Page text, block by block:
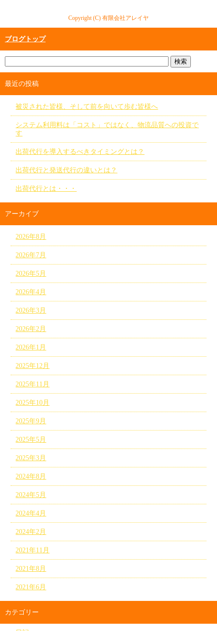
Copyright (C) 有限会社アレイヤ
ブログトップ
最近の投稿
被災された皆様、そして前を向いて歩む皆様へ
システム利用料は「コスト」ではなく、物流品質への投資で
す
出荷代行を導入するべきタイミングとは？
出荷代行と発送代行の違いとは？
出荷代行とは・・・
アーカイブ
2026年8月
2026年7月
2026年5月
2026年4月
2026年3月
2026年2月
2026年1月
2025年12月
2025年11月
2025年10月
2025年9月
2025年5月
2025年3月
2024年8月
2024年5月
2024年4月
2024年2月
2021年11月
2021年8月
2021年6月
カテゴリー